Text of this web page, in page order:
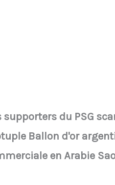
supporters du PSG
Ballon d'or
en Arabie